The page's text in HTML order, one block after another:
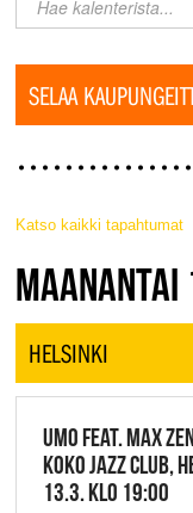
SELAA
Katso kaikki tapahtumat
JAZZ
HELSINKI
UMO FEAT. MAX
KOKO JAZZ CLUB,
13.3. KLO 19:00